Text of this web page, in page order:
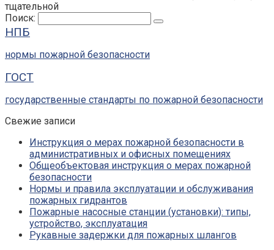
тщательной
Поиск:
НПБ
нормы пожарной безопасности
ГОСТ
государственные стандарты по пожарной безопасности
Свежие записи
Инструкция о мерах пожарной безопасности в
административных и офисных помещениях
Общеобъектовая инструкция о мерах пожарной
безопасности
Нормы и правила эксплуатации и обслуживания
пожарных гидрантов
Пожарные насосные станции (установки): типы,
устройство, эксплуатация
Рукавные задержки для пожарных шлангов